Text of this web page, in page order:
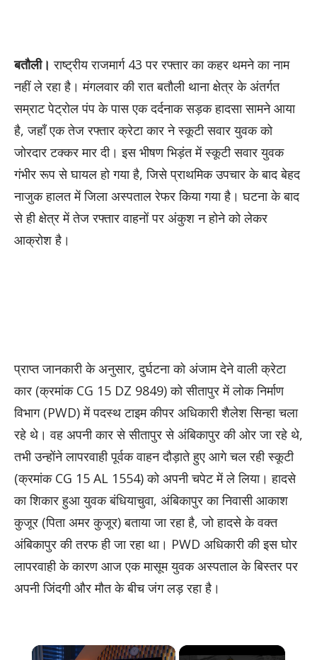
बतौली। राष्ट्रीय राजमार्ग 43 पर रफ्तार का कहर थमने का नाम
नहीं ले रहा है। मंगलवार की रात बतौली थाना क्षेत्र के अंतर्गत
सम्राट पेट्रोल पंप के पास एक दर्दनाक सड़क हादसा सामने आया
है, जहाँ एक तेज रफ्तार क्रेटा कार ने स्कूटी सवार युवक को
जोरदार टक्कर मार दी। इस भीषण भिड़ंत में स्कूटी सवार युवक
गंभीर रूप से घायल हो गया है, जिसे प्राथमिक उपचार के बाद बेहद
नाजुक हालत में जिला अस्पताल रेफर किया गया है। घटना के बाद
से ही क्षेत्र में तेज रफ्तार वाहनों पर अंकुश न होने को लेकर
आक्रोश है।
​प्राप्त जानकारी के अनुसार, दुर्घटना को अंजाम देने वाली क्रेटा
कार (क्रमांक CG 15 DZ 9849) को सीतापुर में लोक निर्माण
विभाग (PWD) में पदस्थ टाइम कीपर अधिकारी शैलेश सिन्हा चला
रहे थे। वह अपनी कार से सीतापुर से अंबिकापुर की ओर जा रहे थे,
तभी उन्होंने लापरवाही पूर्वक वाहन दौड़ाते हुए आगे चल रही स्कूटी
(क्रमांक CG 15 AL 1554) को अपनी चपेट में ले लिया। हादसे
का शिकार हुआ युवक बंधियाचुवा, अंबिकापुर का निवासी आकाश
कुजूर (पिता अमर कुजूर) बताया जा रहा है, जो हादसे के वक्त
अंबिकापुर की तरफ ही जा रहा था। PWD अधिकारी की इस घोर
लापरवाही के कारण आज एक मासूम युवक अस्पताल के बिस्तर पर
अपनी जिंदगी और मौत के बीच जंग लड़ रहा है।
×